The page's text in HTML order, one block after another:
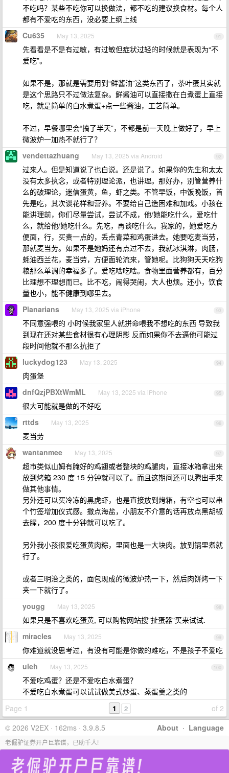
不吃吗？某些不吃你可以换做法，都不吃的建议换食材。每个人
都有不爱吃的东西，没必要上纲上线
91
Cu635 May 13, 2025
先看看是不是有过敏，有过敏但症状过轻的时候就是表现为“不
爱吃”。
如果不是，那就是需要用到“鲜酱油”这类东西了，茶叶蛋其实就
是这个思路只不过做法复杂。鲜酱油可以直接撒在白煮蛋上直接
吃，就是简单的白水煮蛋+点一些酱油，工艺简单。
不过，早餐哪里会“搞了半天”，不都是前一天晚上做好了，早上
微波炉一加热不就行了？
92
vendettazhuang May 13, 2025 via Android
过来人。但是知道说了也白说。还是说了。如果你的先生和太太
没有太多执念，或者特别理论派，也讲理。那好办，别管营养什
么的破理论，迷信蛋黄，鱼，虾之类。不管早饭，中饭晚饭，首
先是吃，其次谈花样和营养。不要给自己造困难和加戏。小孩在
能讲理前，你们尽量尝试，尝试不成，他/她能吃什么，爱吃什
么，就给他/她吃什么。先吃，再谈吃什么。我家的，她爱吃方
便面，行，买贵一点的，丢点青菜和鸡蛋进去。她要吃麦当劳，
那就麦当劳。如果不是她妈还有点过不去，我就冰淇淋，肉肠，
蚝油西兰花，麦当劳，方便面轮流来，管她呢。比狗狗天天吃狗
粮那么单调的幸福多了。爱吃啥吃啥。食物里面营养都有，百分
比理想不理想而已。比不吃，闹得哭闹，大人也烦。还小，饮食
量也小，能不健康到哪里去。
93
Planarians May 13, 2025 via iPhone
不同意强喂的 小时候我家里人就拼命喂我不想吃的东西 导致我
到现在还对某些食材很有心理阴影 反而如果你不去逼他可能过
段时间他就不那么抗拒了
94
luckydog123 May 13, 2025
肉蛋堡
95
dnfQzjPBXtWmML May 13, 2025 via iPhone
很大可能就是做的不好吃
96
rttds May 13, 2025
麦当劳
97
wantanmee May 13, 2025
超市类似山姆有腌好的鸡翅或者整块的鸡腿肉，直接冰箱拿出来
放到烤箱 230 度 15 分钟就可以了。而且这期间还可以腾出手来
做其他事情。
另外还可以买冷冻的黑虎虾，也是直接放到烤箱，有空也可以串
个竹签增加仪式感。撒点海盐，小朋友不介意的话再放点黑胡椒
去腥，200 度十分钟就可以吃了。
另外我小孩很爱吃蛋黄肉粽，里面也是一大块肉。放到锅里煮就
行了。
或者三明治之类的，面包现成的微波炉热一下，然后肉饼烤一下
夹一下就行了。
98
yougg May 13, 2025
如果只是不喜欢吃蛋黄, 可以购物网站搜"扯蛋器"买来试试.
99
miracles May 13, 2025
你难道就没思考过，有没有可能是你做的难吃，不是孩子不爱吃
100
uleh May 13, 2025
不爱吃鸡蛋？还是不爱吃白水煮蛋？
不爱吃白水煮蛋可以试试做美式炒蛋、蒸蛋羹之类的
Page 1
of 2
1 2
About · Language
© 2026 V2EX · 162ms · 3.9.8.5
老倔驴证券开户巨靠谱，已助千人!